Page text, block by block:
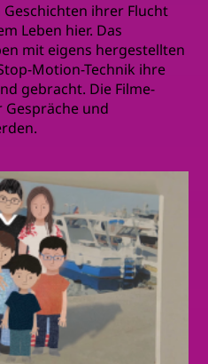
ihrer Flucht
Leben hier. Das
mit eigens hergestellten
Motion-Technik ihre
gebracht. Die Filme-
und